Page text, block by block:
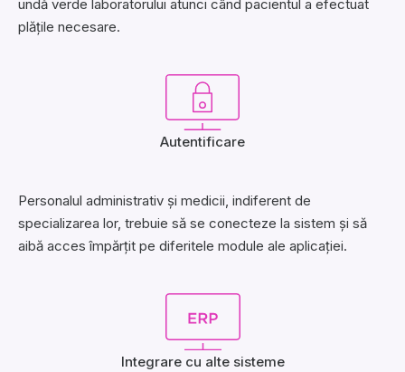
undă verde laboratorului atunci când pacientul a efectuat
plățile necesare.
Autentificare
Personalul administrativ și medicii, indiferent de
specializarea lor, trebuie să se conecteze la sistem și să
aibă acces împărțit pe diferitele module ale aplicației.
Integrare cu alte sisteme